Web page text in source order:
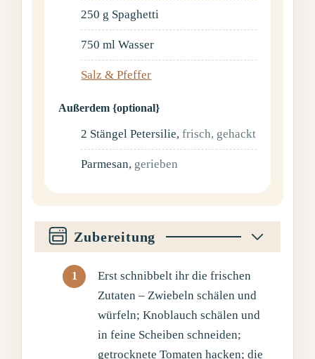
250 g Spaghetti
750 mlWasser
Salz & Pfeffer
Außerdem {optional}
2 Stängel Petersilie,frisch, gehackt
Parmesan, gerieben
Zubereitung
Erst schnibbelt ihr die frischen
Zutaten – Zwiebeln schälen und
würfeln; Knoblauch schälen und
in feine Scheiben schneiden;
getrocknete Tomaten hacken; die